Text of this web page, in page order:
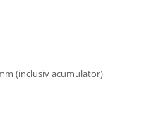
(inclusiv acumulator)